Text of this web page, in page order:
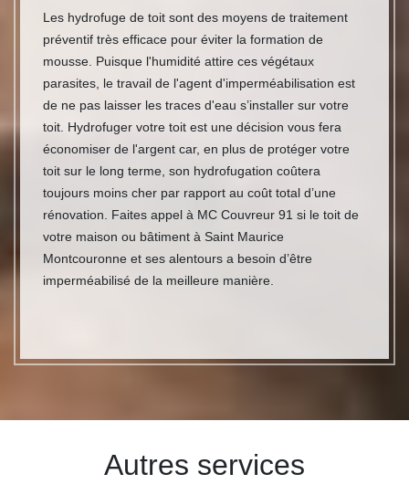
Les hydrofuge de toit sont des moyens de traitement
préventif très efficace pour éviter la formation de
mousse. Puisque l'humidité attire ces végétaux
parasites, le travail de l'agent d'imperméabilisation est
de ne pas laisser les traces d'eau s’installer sur votre
toit. Hydrofuger votre toit est une décision vous fera
économiser de l'argent car, en plus de protéger votre
toit sur le long terme, son hydrofugation coûtera
toujours moins cher par rapport au coût total d’une
rénovation. Faites appel à MC Couvreur 91 si le toit de
votre maison ou bâtiment à Saint Maurice
Montcouronne et ses alentours a besoin d’être
imperméabilisé de la meilleure manière.
Autres services